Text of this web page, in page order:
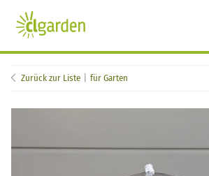
Zurück zur Liste für Garten